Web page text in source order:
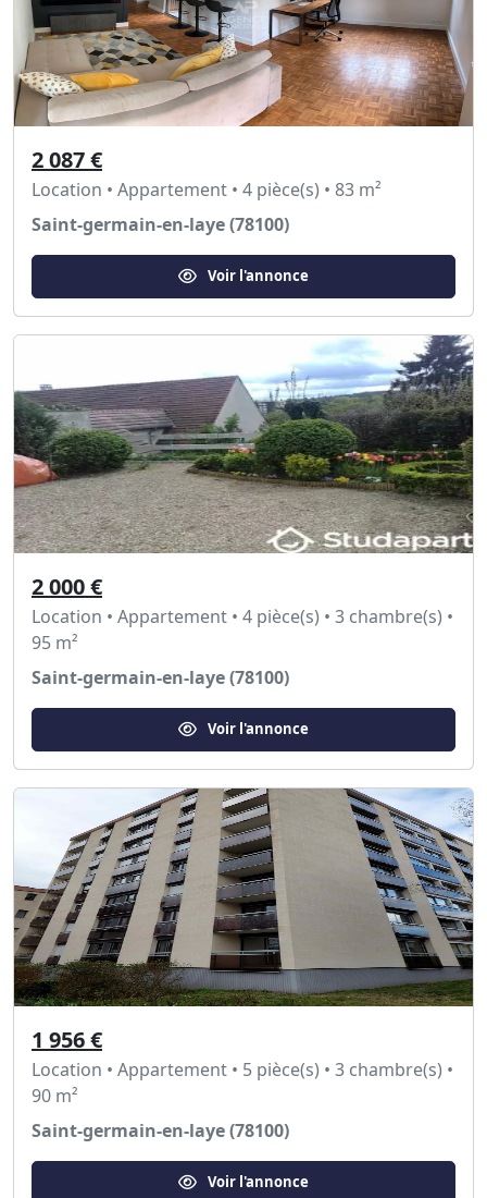
2 087 €
Location • Appartement • 4 pièce(s) • 83 m²
Saint-germain-en-laye (78100)
Voir l'annonce
2 000 €
Location • Appartement • 4 pièce(s) • 3 chambre(s) •
95 m²
Saint-germain-en-laye (78100)
Voir l'annonce
1 956 €
Location • Appartement • 5 pièce(s) • 3 chambre(s) •
90 m²
Saint-germain-en-laye (78100)
Voir l'annonce